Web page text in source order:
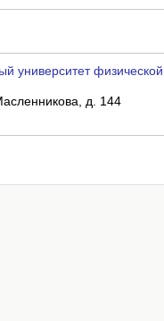
университет физической
д. 144